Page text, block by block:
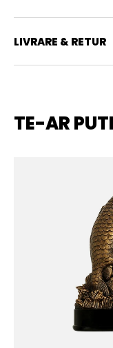
LIVRARE & RETUR
TE-AR